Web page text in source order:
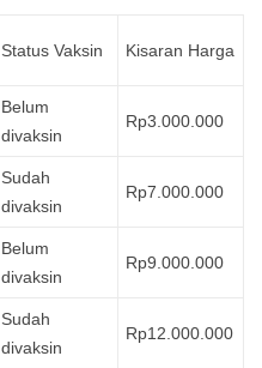
Status Vaksin Kisaran Harga
Belum
divaksin
Rp3.000.000
Sudah
divaksin
Rp7.000.000
Belum
divaksin
Rp9.000.000
Sudah
divaksin
Rp12.000.000